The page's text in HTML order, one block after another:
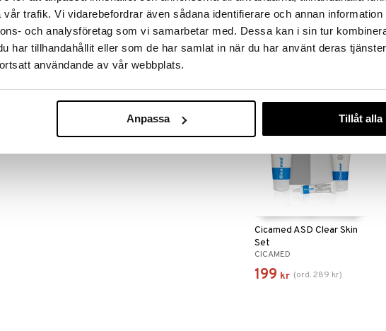
trafik. Vi vidarebefordrar även sådana identifierare och annan information
och analysföretag som vi samarbetar med. Dessa kan i sin tur
har tillhandahållit eller som de har samlat in när du har använt deras
användande av vår webbplats.
Anpassa Tillåt alla
Cream: Aqua (water), Helianthus Annuus
Dulcis (Sweet Almond) oil, Oenothera Biennis
Lactylate, Aloe Barbadensis leaf juice,
Alcohol, Glyceryl stearate, Glycerin, Tocopherol
acid, Cymbopogon Schoenanthus.
Citrus Nobilis (Mandarin) Peel oil*,
Pelargonium Graveolens (Geranium) oil*
Aquasource Cica Nutri
Cream - Gift Set
BIOTHERM
Cicamed ASD Clear Skin
Set
CICAMED
199 kr (ord.289 kr)
-31%